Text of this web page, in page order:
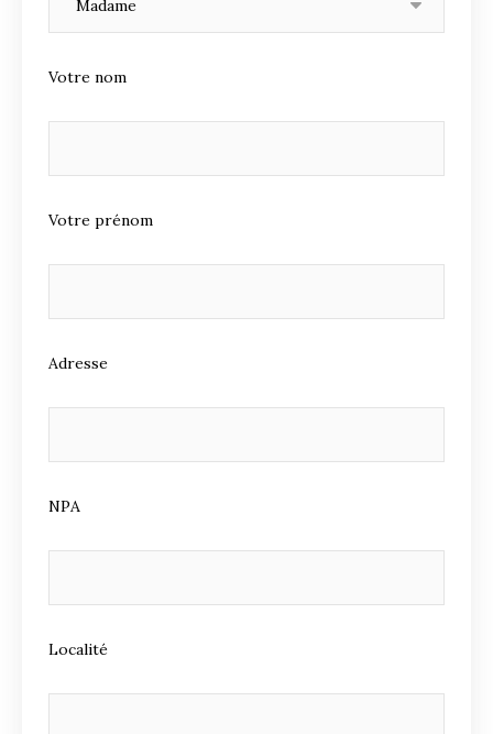
Votre nom
Votre prénom
Adresse
NPA
Localité